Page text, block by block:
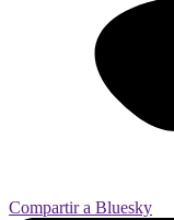
Compartir a Bluesky